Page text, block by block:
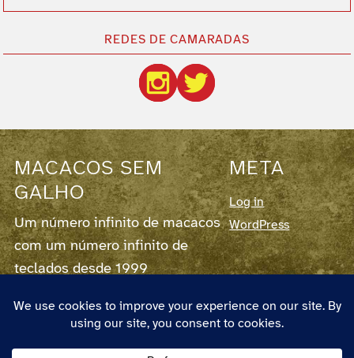
REDES DE CAMARADAS
MACACOS SEM
GALHO
Um número infinito de macacos
com um número infinito de
teclados desde 1999
fornece RSS para os Postse para os
Comentários.
O autor chama-se Pedro Couto e Santos,
META
Log in
WordPress